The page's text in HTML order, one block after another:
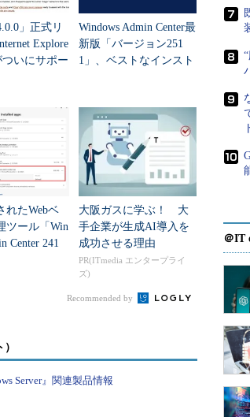
プレビュー・バージョンを公開
ーバーで構成されている）、セキ
そのため、日常的に使用する場
で利用してほしい。
」正式リ
Explore
いにサポー
Windows Admin Center最
新版「バージョン251
1」、ベストなインスト
れたWebベ
ツール「Win
Center 241
大阪ガスに学ぶ！ 大
手企業が生成AI導入を
成功させる理由
PR(ITmedia エンタープライ
ズ)
Recommended by
Server』関連製品情報
＠IT